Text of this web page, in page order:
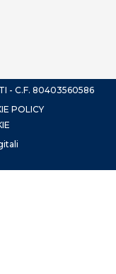
- C.F. 80403560586
POLICY